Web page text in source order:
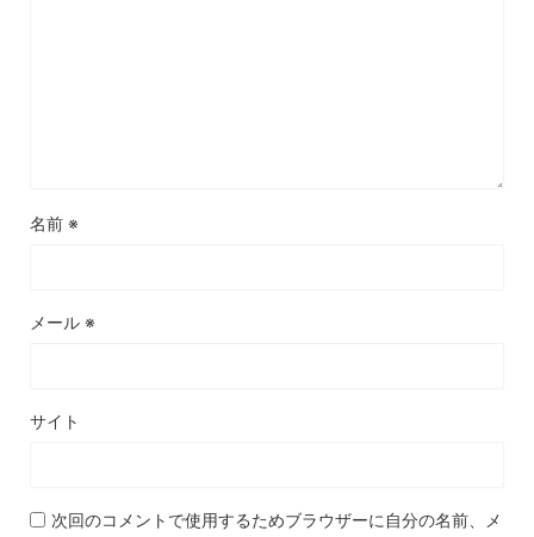
名前 ※
メール ※
サイト
次回のコメントで使用するためブラウザーに自分の名前、メ